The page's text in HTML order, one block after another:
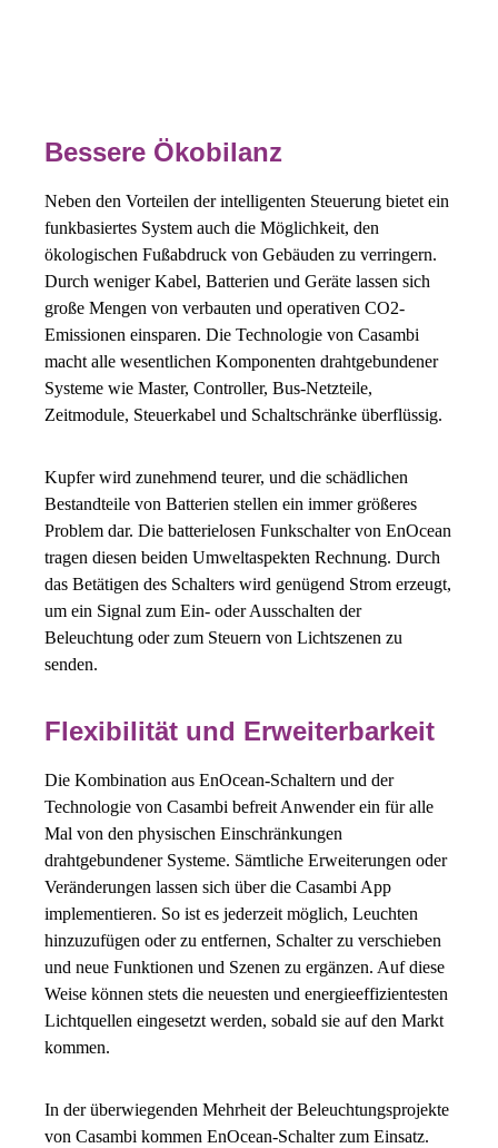
Bessere Ökobilanz
Neben den Vorteilen der intelligenten Steuerung bietet ein
funkbasiertes System auch die Möglichkeit, den
ökologischen Fußabdruck von Gebäuden zu verringern.
Durch weniger Kabel, Batterien und Geräte lassen sich
große Mengen von verbauten und operativen CO2-
Emissionen einsparen. Die Technologie von Casambi
macht alle wesentlichen Komponenten drahtgebundener
Systeme wie Master, Controller, Bus-Netzteile,
Zeitmodule, Steuerkabel und Schaltschränke überflüssig.
Kupfer wird zunehmend teurer, und die schädlichen
Bestandteile von Batterien stellen ein immer größeres
Problem dar. Die batterielosen Funkschalter von EnOcean
tragen diesen beiden Umweltaspekten Rechnung. Durch
das Betätigen des Schalters wird genügend Strom erzeugt,
um ein Signal zum Ein- oder Ausschalten der
Beleuchtung oder zum Steuern von Lichtszenen zu
senden.
Flexibilität und Erweiterbarkeit
Die Kombination aus EnOcean-Schaltern und der
Technologie von Casambi befreit Anwender ein für alle
Mal von den physischen Einschränkungen
drahtgebundener Systeme. Sämtliche Erweiterungen oder
Veränderungen lassen sich über die Casambi App
implementieren. So ist es jederzeit möglich, Leuchten
hinzuzufügen oder zu entfernen, Schalter zu verschieben
und neue Funktionen und Szenen zu ergänzen. Auf diese
Weise können stets die neuesten und energieeffizientesten
Lichtquellen eingesetzt werden, sobald sie auf den Markt
kommen.
In der überwiegenden Mehrheit der Beleuchtungsprojekte
von Casambi kommen EnOcean-Schalter zum Einsatz.